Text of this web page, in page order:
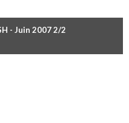
- Juin 2007 2/2